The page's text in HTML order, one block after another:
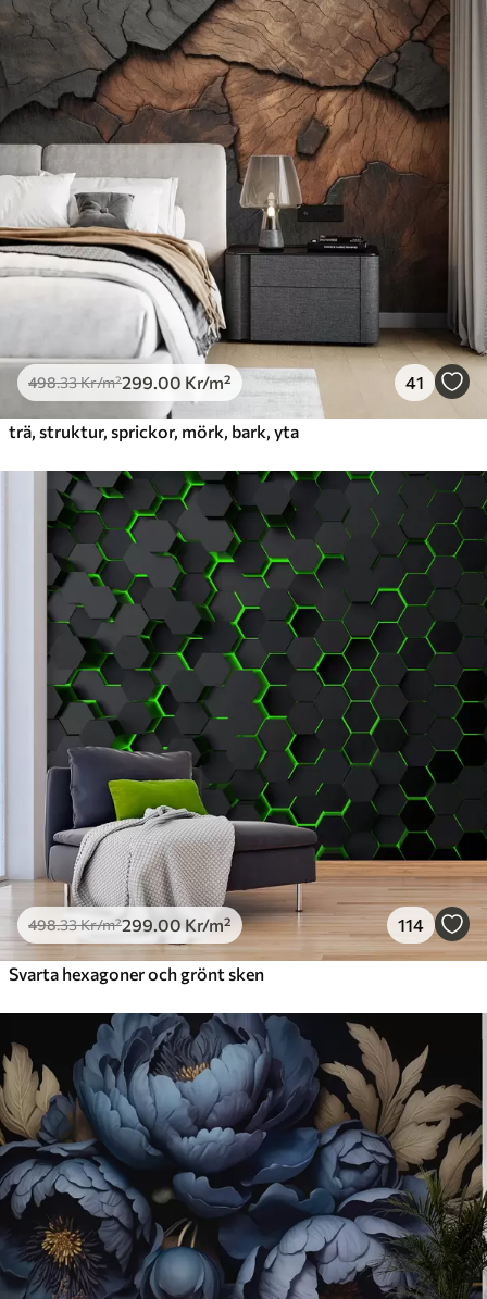
498.33Kr/m²299 .00 Kr/m² 41
trä, struktur, sprickor, mörk, bark, yta
498.33Kr/m²299 .00 Kr/m² 114
Svarta hexagoner och grönt sken